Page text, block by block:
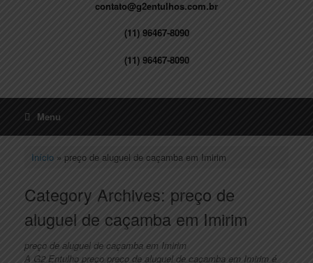
contato@g2entulhos.com.br
(11) 96467-8090
(11) 96467-8090
Menu
Início» preço de aluguel de caçamba em Imirim
Category Archives: preço de
aluguel de caçamba em Imirim
preço de aluguel de caçamba em Imirim
A G2 Entulho preço preço de aluguel de caçamba em Imirim é